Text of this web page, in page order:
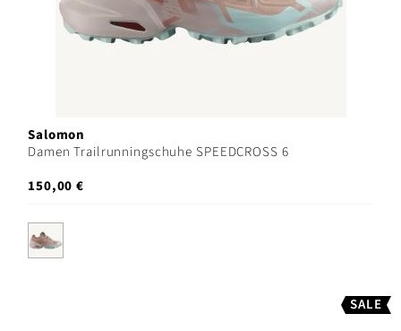
Salomon
Damen Trailrunningschuhe SPEEDCROSS 6
150,00 €
SALE